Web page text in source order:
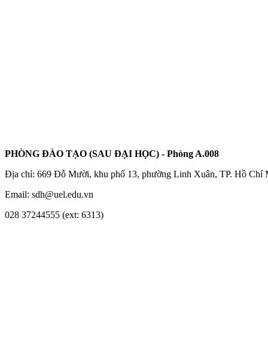
PHÒNG ĐÀO TẠO (SAU ĐẠI HỌC) - Phòng A.008
Địa chỉ: 669 Đỗ Mười, khu phố 13, phường Linh Xuân, TP. Hồ Chí
Email: sdh@uel.edu.vn
028 37244555 (ext: 6313)